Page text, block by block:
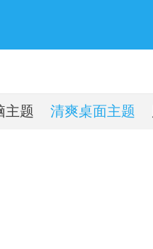
主题 清爽桌面主题